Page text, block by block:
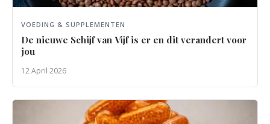
VOEDING & SUPPLEMENTEN
De nieuwe Schijf van Vijf is er en dit verandert voor
jou
12 April 2026